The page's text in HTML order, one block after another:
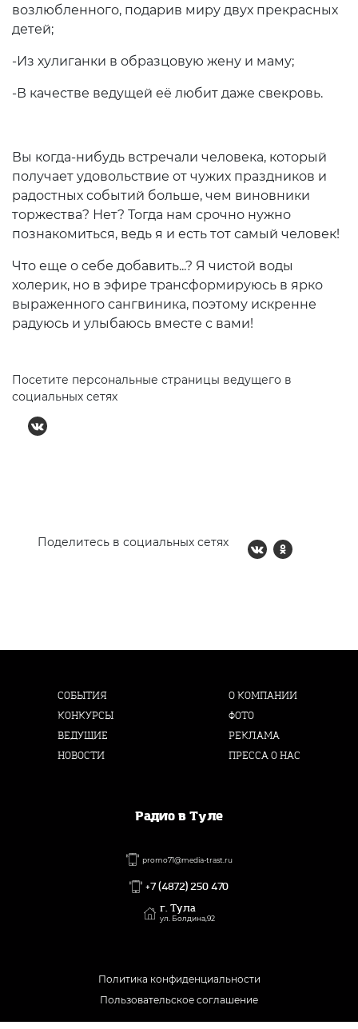
возлюбленного, подарив миру двух прекрасных
детей;
-Из хулиганки в образцовую жену и маму;
-В качестве ведущей её любит даже свекровь.
Вы когда-нибудь встречали человека, который
получает удовольствие от чужих праздников и
радостных событий больше, чем виновники
торжества? Нет? Тогда нам срочно нужно
познакомиться, ведь я и есть тот самый человек!
Что еще о себе добавить...? Я чистой воды
холерик, но в эфире трансформируюсь в ярко
выраженного сангвиника, поэтому искренне
радуюсь и улыбаюсь вместе с вами!
Посетите персональные страницы ведущего в
социальных сетях
Поделитесь в социальных сетях
СОБЫТИЯ
КОНКУРСЫ
ВЕДУЩИЕ
НОВОСТИ
О КОМПАНИИ
ФОТО
РЕКЛАМА
ПРЕССА О НАС
Радио в Туле
promo71@media-trast.ru
+7 (4872) 250 470
г. Тула
ул. Болдина,92
Политика конфиденциальности
Пользовательское соглашение